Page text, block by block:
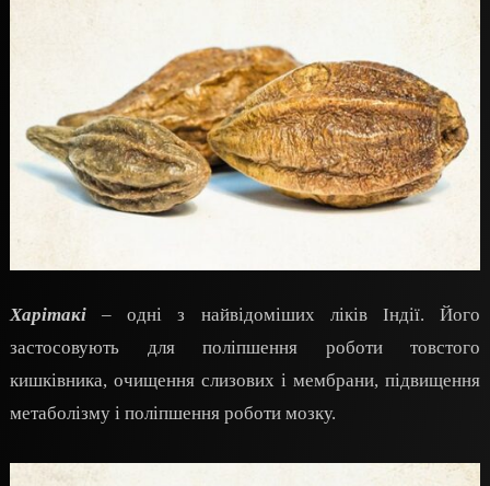
Харітакі – одні з найвідоміших ліків Індії. Його
застосовують для поліпшення роботи товстого
кишківника, очищення слизових і мембрани, підвищення
метаболізму і поліпшення роботи мозку.